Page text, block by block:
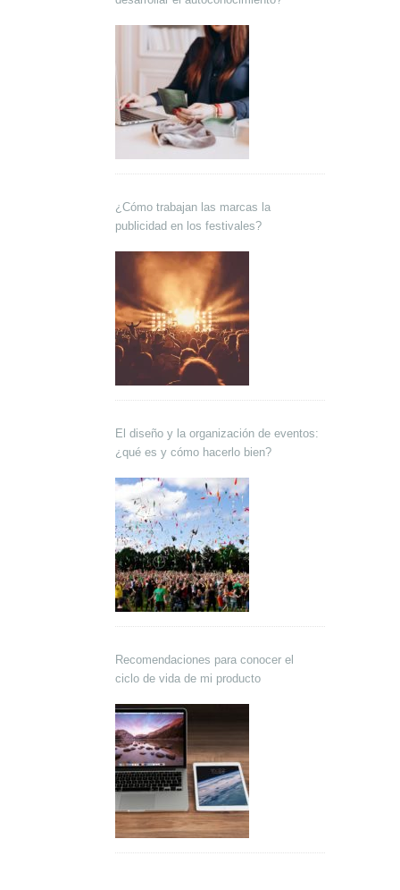
¿Cómo trabajan las marcas la
publicidad en los festivales?
El diseño y la organización de eventos:
¿qué es y cómo hacerlo bien?
Recomendaciones para conocer el
ciclo de vida de mi producto